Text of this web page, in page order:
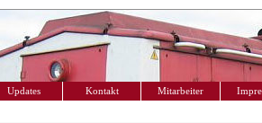
Updates Kontakt Mitarbeiter